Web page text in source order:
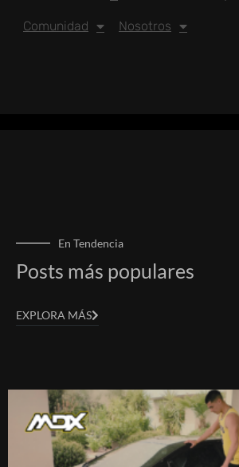
Comunidad Nosotros
En Tendencia
Posts más populares
EXPLORA MÁS